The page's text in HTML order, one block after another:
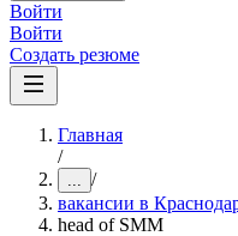
Войти
Войти
Создать резюме
Главная
/
... /
вакансии в
head of SMM